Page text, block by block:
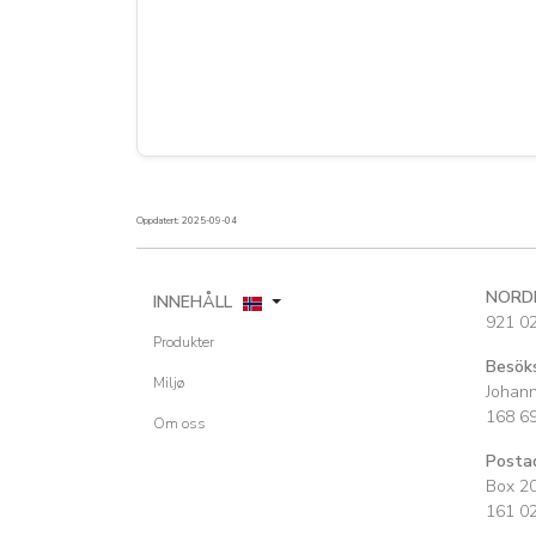
Oppdatert: 2025-09-04
INNEHÅLL
Produkter
Miljø
Om oss
921
168
Box
161